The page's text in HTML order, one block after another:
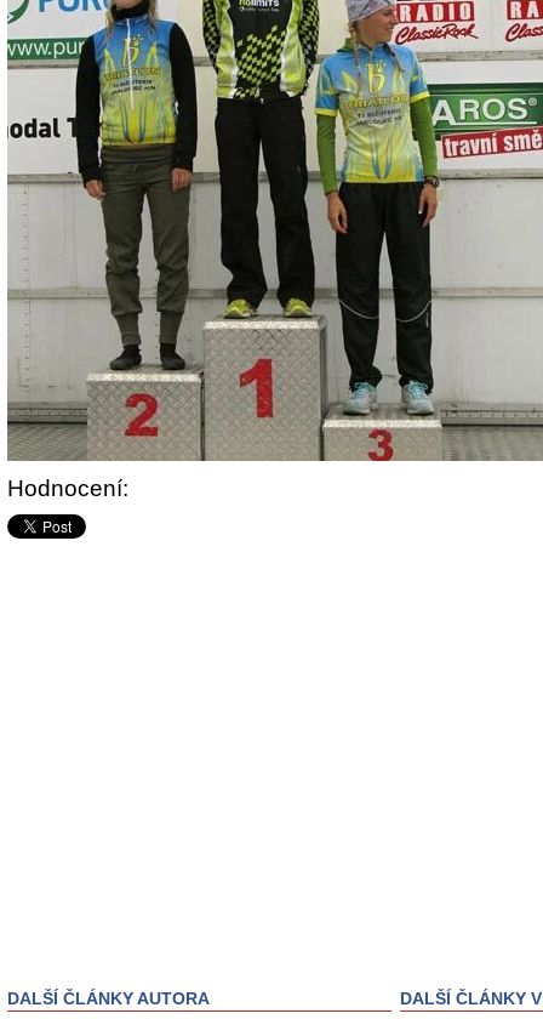
Hodnocení:
DALŠÍ ČLÁNKY AUTORA DALŠÍ ČLÁNKY